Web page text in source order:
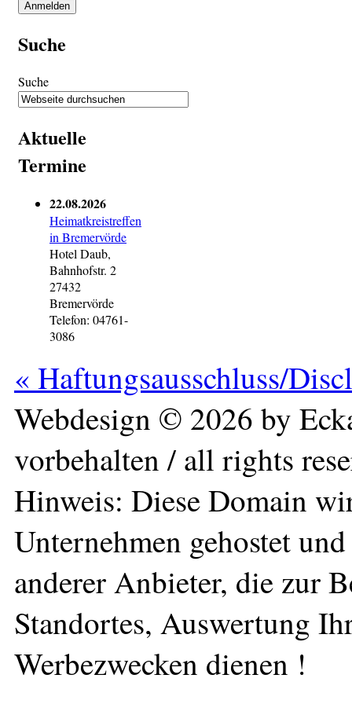
Suche
Suche
Aktuelle
Termine
22.08.2026
Heimatkreistreffen
in Bremervörde
Hotel Daub,
Bahnhofstr. 2
27432
Bremervörde
Telefon: 04761-
3086
« Haftungsausschluss/
Webdesign © 2026 by
vorbehalten / all rights
Hinweis: Diese Domain
Unternehmen gehostet
anderer Anbieter, die zur
Standortes, Auswertung
Werbezwecken dienen !